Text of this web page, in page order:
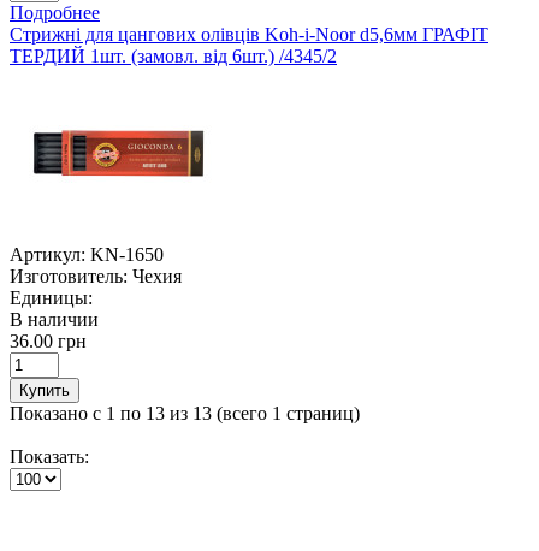
Подробнее
Стрижні для цангових олівців Koh-i-Noor d5,6мм ГРАФІТ
ТЕРДИЙ 1шт. (замовл. від 6шт.) /4345/2
Артикул: KN-1650
Изготовитель: Чехия
Единицы:
В наличии
36.00 грн
Купить
Показано с 1 по 13 из 13 (всего 1 страниц)
Показать: